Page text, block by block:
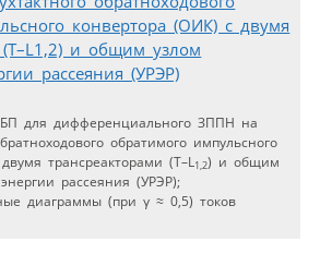
для дифференциального ЗППН на
обратимого импульсного
трансреакторами (Т–L1,2) и общим
рассеяния (УРЭР);
диаграммы (при γ ≈ 0,5) токов